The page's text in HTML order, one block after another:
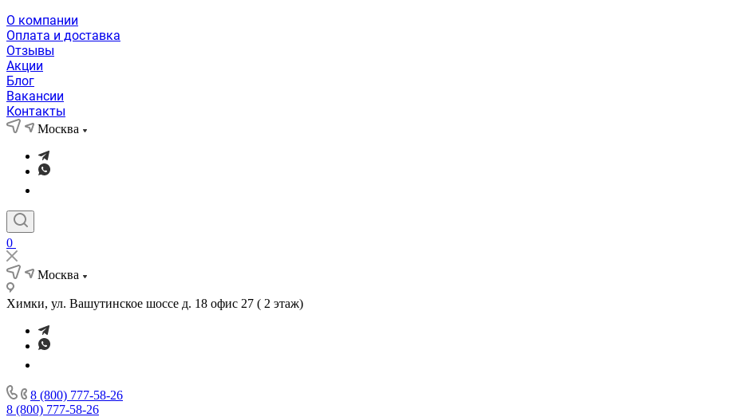
О компании
Оплата и доставка
Отзывы
Акции
Блог
Вакансии
Контакты
Москва
0
Москва
Химки, ул. Вашутинское шоссе д. 18 офис 27 ( 2 этаж)
8 (800) 777-58-26
8 (800) 777-58-26